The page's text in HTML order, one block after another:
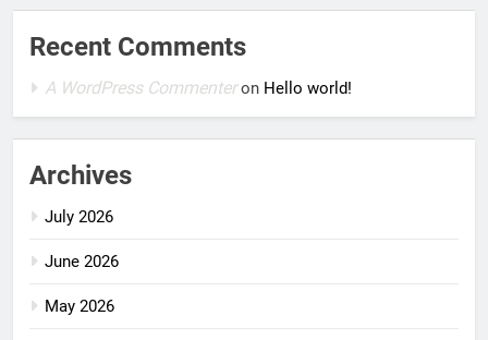
Recent Comments
A WordPress Commenteron Hello world!
Archives
July 2026
June 2026
May 2026